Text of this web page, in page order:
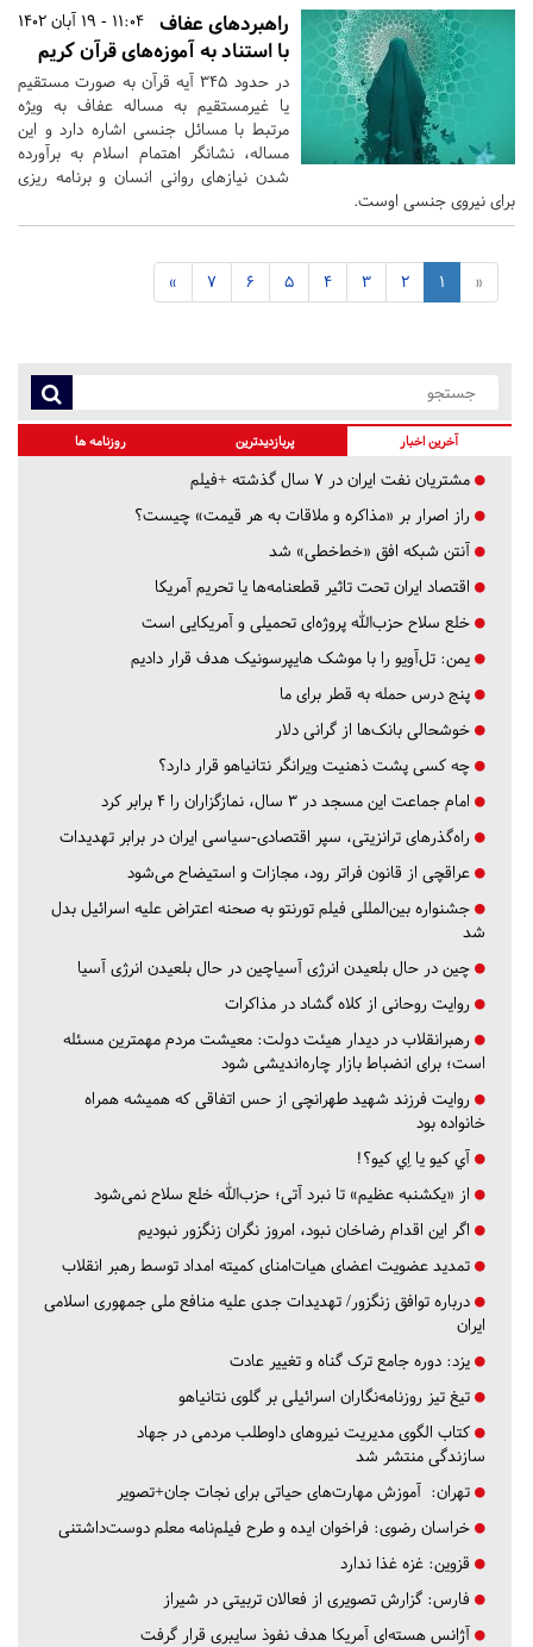
11:04 - 19 آبان 1402
راهبردهای عفاف
با استناد به آموزه‌های قرآن کریم
در حدود ۳۴۵ آیه قرآن به ­صورت مستقیم
یا غیرمستقیم به مساله عفاف به ­ویژه
مرتبط با مسائل جنسی اشاره دارد و این
مساله، نشانگر اهتمام اسلام به برآورده
شدن نیازهای روانی انسان و برنامه ­ریزی
برای نیروی جنسی اوست.
«
1
2
3
4
5
6
7
»
آخرین اخبار پربازدیدترین روزنامه ها
مشتریان نفت ایران در ۷ سال گذشته +فیلم
راز اصرار بر «مذاکره و ملاقات به هر قیمت» چیست؟
آنتن شبکه افق «خط‌خطی» شد
اقتصاد ایران تحت تاثیر قطعنامه‌ها یا تحریم‌ آمریکا
خلع سلاح حزب‌الله پروژه‌ای تحمیلی و آمریکایی است
یمن: تل‌آویو را با موشک هایپرسونیک هدف قرار دادیم
پنج درس‌ حمله به قطر برای ما
خوشحالی بانک‌ها از گرانی دلار
چه کسی پشت ذهنیت ویرانگر نتانیاهو قرار دارد؟
امام جماعت این مسجد در ۳ سال، نمازگزاران را ۴ برابر کرد
راه‌گذرهای ترانزیتی، سپر اقتصادی-سیاسی ایران در برابر تهدیدات
عراقچی از قانون فراتر رود، مجازات و استیضاح می‌شود
جشنواره بین‌المللی فیلم تورنتو به صحنه اعتراض علیه اسرائیل بدل
شد
چین در حال بلعیدن انرژی آسیاچین در حال بلعیدن انرژی آسیا
روایت روحانی از کلاه گشاد در مذاکرات
رهبرانقلاب در دیدار هیئت دولت: معیشت مردم مهمترین مسئله
است؛ برای انضباط بازار چاره‌اندیشی شود
روایت فرزند شهید طهرانچی از حس اتفاقی که همیشه همراه
خانواده بود
آي كيو يا اِي كيو؟!
از «یکشنبه عظیم» تا نبرد آتی؛ حزب‌الله خلع سلاح نمی‌شود
اگر این اقدام رضاخان نبود، امروز نگران زنگزور نبودیم
تمدید عضویت اعضای هیات‌امنای کمیته امداد توسط رهبر انقلاب
درباره توافق زنگزور/ تهدیدات جدی علیه منافع ملی جمهوری اسلامی
ایران
یزد: دوره جامع ترک گناه و تغییر عادت
تیغ تیز روزنامه‌نگاران اسرائیلی بر گلوی نتانیاهو
کتاب الگوی مدیریت نیروهای داوطلب مردمی در جهاد
سازندگی منتشر شد
تهران: آموزش مهارت‌های حیاتی برای نجات جان+تصویر
خراسان رضوی: فراخوان ایده و طرح فیلم‌نامه معلم دوست‌داشتنی
قزوین: غزه غذا ندارد
فارس: گزارش تصویری از فعالان تربیتی در شیراز
آژانس هسته‌ای آمریکا هدف نفوذ سایبری قرار گرفت